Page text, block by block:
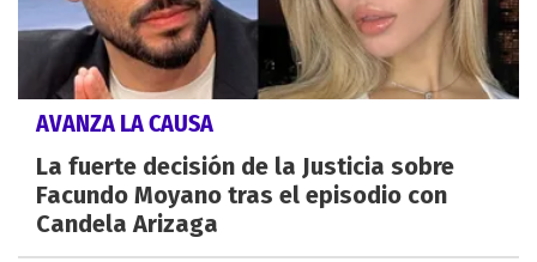
AVANZA LA CAUSA
La fuerte decisión de la Justicia sobre
Facundo Moyano tras el episodio con
Candela Arizaga